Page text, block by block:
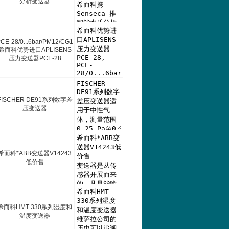
28/0...6bar/PM12/CG1
而科优势进口APLISENS
压力变送器PCE-28
DE91系列数字差
压变送器
而科*ABB变送器V14243
低价售
而科HMT 330系列湿度和
温度变送器